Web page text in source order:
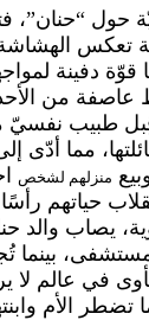
حول “حنان”،
تعكس الهشاشة
قوّة دفينة
من
طبيب
مما أدّى
منزلهم لشخص
حياتهم
يصاب والد
بينما
في عالم لا
تضطر الأم